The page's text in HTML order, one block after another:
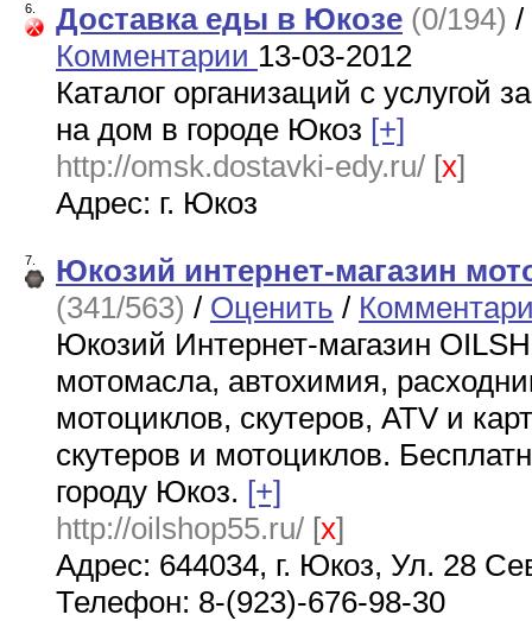
6. Доставка еды в Юкозе (0/194) /
Комментарии 13-03-2012
Каталог организаций с услугой
на дом в городе Юкоз [+]
http://omsk.dostavki-edy.ru/ [x]
Адрес: г. Юкоз
7.
Юкозий интернет-магазин
(341/563) / Оценить /
Юкозий Интернет-магазин
мотомасла, автохимия,
мотоциклов, скутеров, ATV и
скутеров и мотоциклов.
городу Юкоз. [+]
http://oilshop55.ru/ [x]
Адрес: 644034, г. Юкоз, Ул. 28
Телефон: 8-(923)-676-98-30